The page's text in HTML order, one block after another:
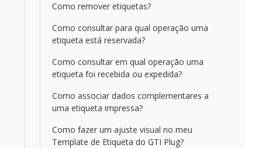
Como remover etiquetas?
Como consultar para qual operação uma
etiqueta está reservada?
Como consultar em qual operação uma
etiqueta foi recebida ou expedida?
Como associar dados complementares a
uma etiqueta impressa?
Como fazer um ajuste visual no meu
Template de Etiqueta do GTI Plug?